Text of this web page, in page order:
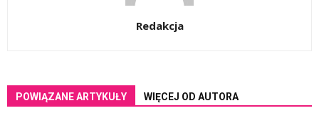
Redakcja
POWIĄZANE ARTYKUŁY WIĘCEJ OD AUTORA